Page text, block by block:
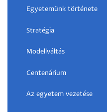
Egyetemünk története
Stratégia
Modellváltás
Centenárium
Az egyetem vezetése